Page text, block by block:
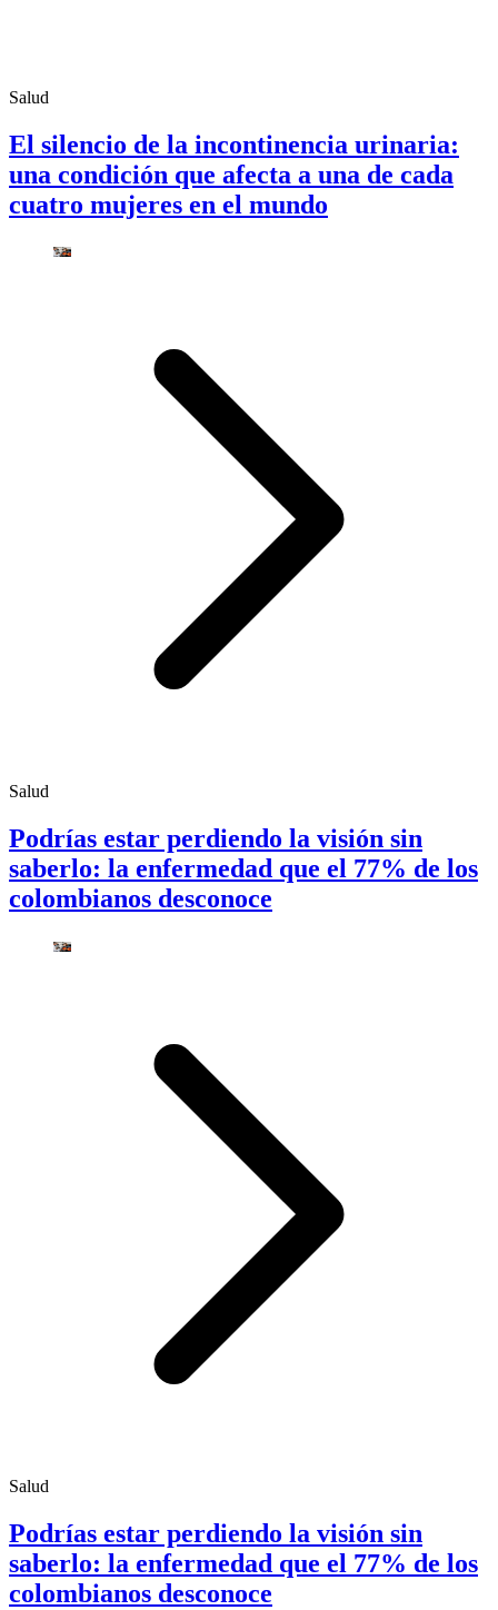
Salud
El silencio de la incontinencia urinaria:
una condición que afecta a una de cada
cuatro mujeres en el mundo
Salud
Podrías estar perdiendo la visión sin
saberlo: la enfermedad que el 77% de los
colombianos desconoce
Salud
Podrías estar perdiendo la visión sin
saberlo: la enfermedad que el 77% de los
colombianos desconoce